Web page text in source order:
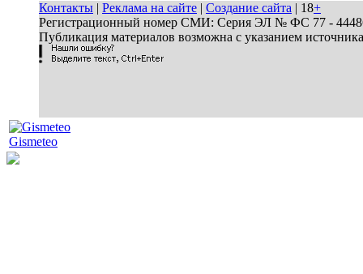
Контакты | Реклама на сайте | Создание сайта | 18+
Регистрационный номер СМИ: Серия ЭЛ № ФС 77 - 44486
Публикация материалов возможна с указанием
Gismeteo